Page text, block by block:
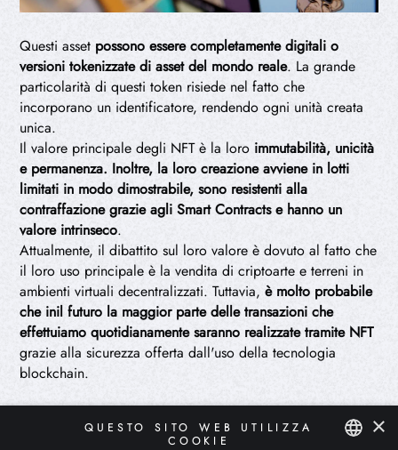
Questi asset possono essere completamente digitali o
versioni tokenizzate di asset del mondo reale. La grande
particolarità di questi token risiede nel fatto che
incorporano un identificatore, rendendo ogni unità creata
unica.
Il valore principale degli NFT è la loro immutabilità, unicità
e permanenza. Inoltre, la loro creazione avviene in lotti
limitati in modo dimostrabile, sono resistenti alla
contraffazione grazie agli Smart Contracts e hanno un
valore intrinseco.
Attualmente, il dibattito sul loro valore è dovuto al fatto che
il loro uso principale è la vendita di criptoarte e terreni in
ambienti virtuali decentralizzati. Tuttavia,è molto probabile
che inil futuro la maggior parte delle transazioni che
effettuiamo quotidianamente saranno realizzate tramite NFT
grazie alla sicurezza offerta dall'uso della tecnologia
blockchain.
×
QUESTO SITO WEB UTILIZZA
COOKIE